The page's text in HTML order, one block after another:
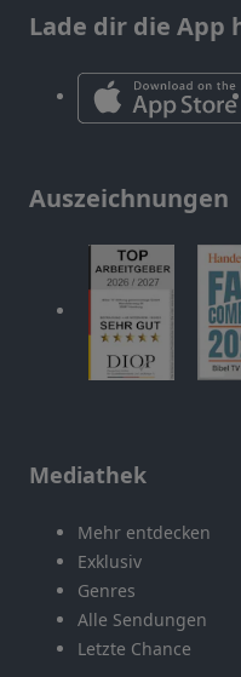
Lade dir die App
Auszeichnungen
Mediathek
Mehr entdecken
Exklusiv
Genres
Alle Sendungen
Letzte Chance